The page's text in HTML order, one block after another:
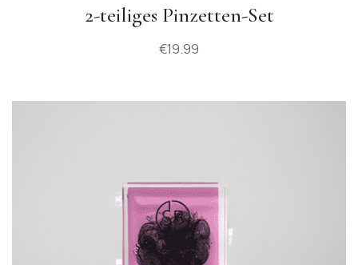
2-teiliges Pinzetten-Set
€19.99